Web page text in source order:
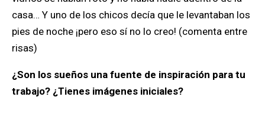
casa… Y uno de los chicos decía que le levantaban los
pies de noche ¡pero eso sí no lo creo! (comenta entre
risas)
¿Son los sueños una fuente de inspiración para tu
trabajo? ¿Tienes imágenes iniciales?